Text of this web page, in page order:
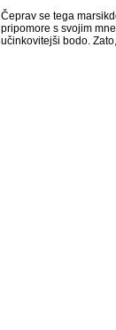
Čeprav se tega
pripomore s svojim
učinkovitejši bodo.